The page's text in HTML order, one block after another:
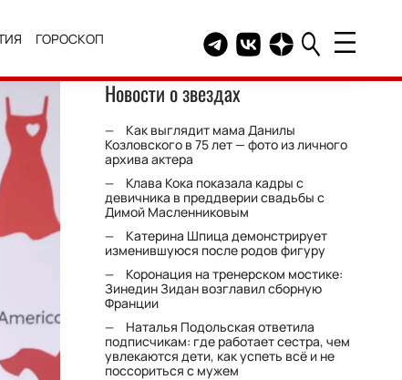
ГОРОСКОП Telegram канал HELLO
Группа HELLO
Канал HELLO в
Новости о звездах
Как выглядит мама Данилы
Козловского в 75 лет — фото из личного
архива актера
Клава Кока показала кадры с
девичника в преддверии свадьбы с
Димой Масленниковым
Катерина Шпица демонстрирует
изменившуюся после родов фигуру
Коронация на тренерском мостике:
Зинедин Зидан возглавил сборную
Франции
Наталья Подольская ответила
подписчикам: где работает сестра, чем
увлекаются дети, как успеть всё и не
поссориться с мужем